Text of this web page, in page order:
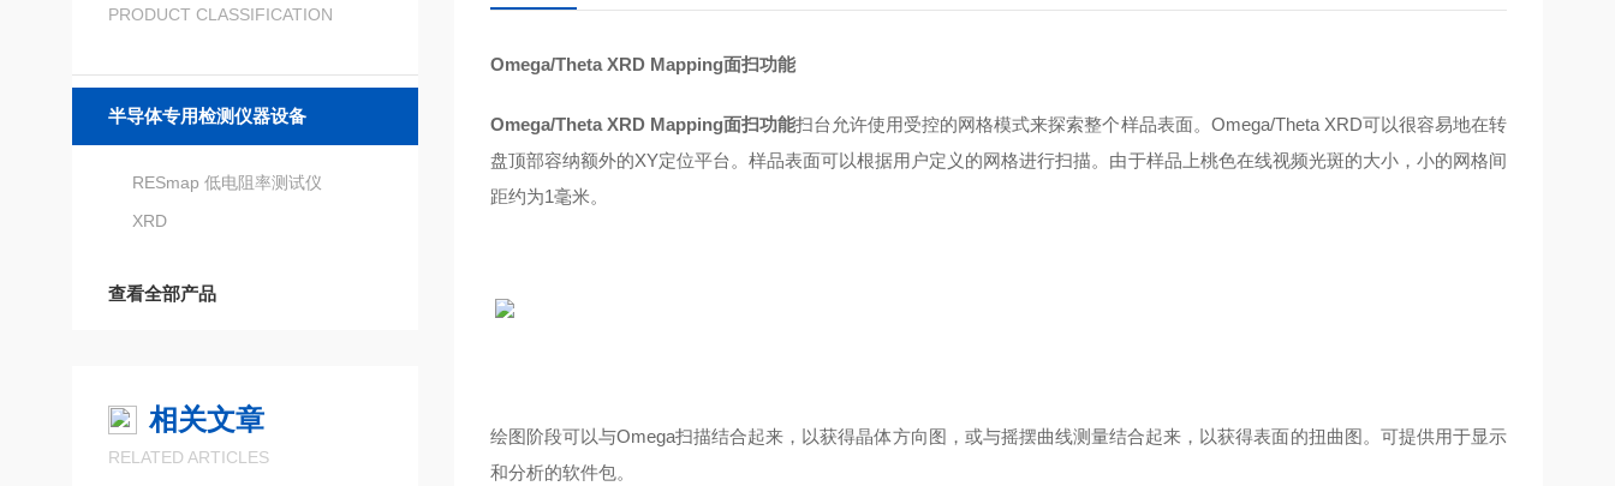
PRODUCT CLASSIFICATION
半导体专用检测仪器设备
RESmap 低电阻率测试仪
XRD
查看全部产品
相关文章
RELATED ARTICLES
Omega/Theta XRD Mapping面扫功能
Omega/Theta XRD Mapping面扫功能扫台允许使用受控的网格模式来探索整个样品表面。 Omega/Theta XRD可以很容易地在转
盘顶部容纳额外的XY定位平台。样品表面可以根据用户定义的网格进行扫描。由于样品上桃色在线视频光斑的大小，小的网格间
距约为1毫米。
绘图阶段可以与Omega扫描结合起来，以获得晶体方向图，或与摇摆曲线测量结合起来，以获得表面的扭曲图。可提供用于显示
和分析的软件包。